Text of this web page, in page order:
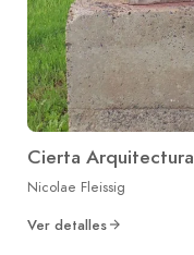
Cierta Arquitectura
Nicolae Fleissig
Ver detalles